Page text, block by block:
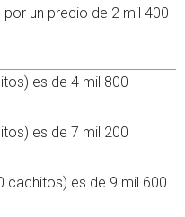
un precio de 2 mil 400
es de 4 mil 800
es de 7 mil 200
cachitos) es de 9 mil 600